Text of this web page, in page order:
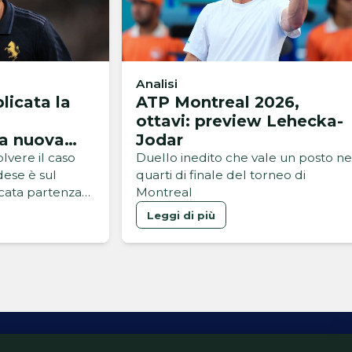
la
nuova
il caso
è sul
partenza
Analisi
ATP Montreal 2026,
ottavi: preview Lehecka-
Jodar
Duello inedito che vale un posto
quarti di finale del torneo di
Montreal
Leggi di più